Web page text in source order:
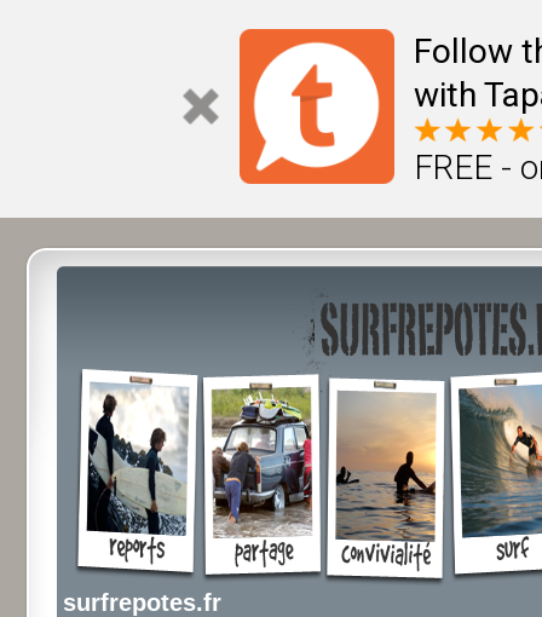
Follow
with
FREE -
surfrepotes.fr